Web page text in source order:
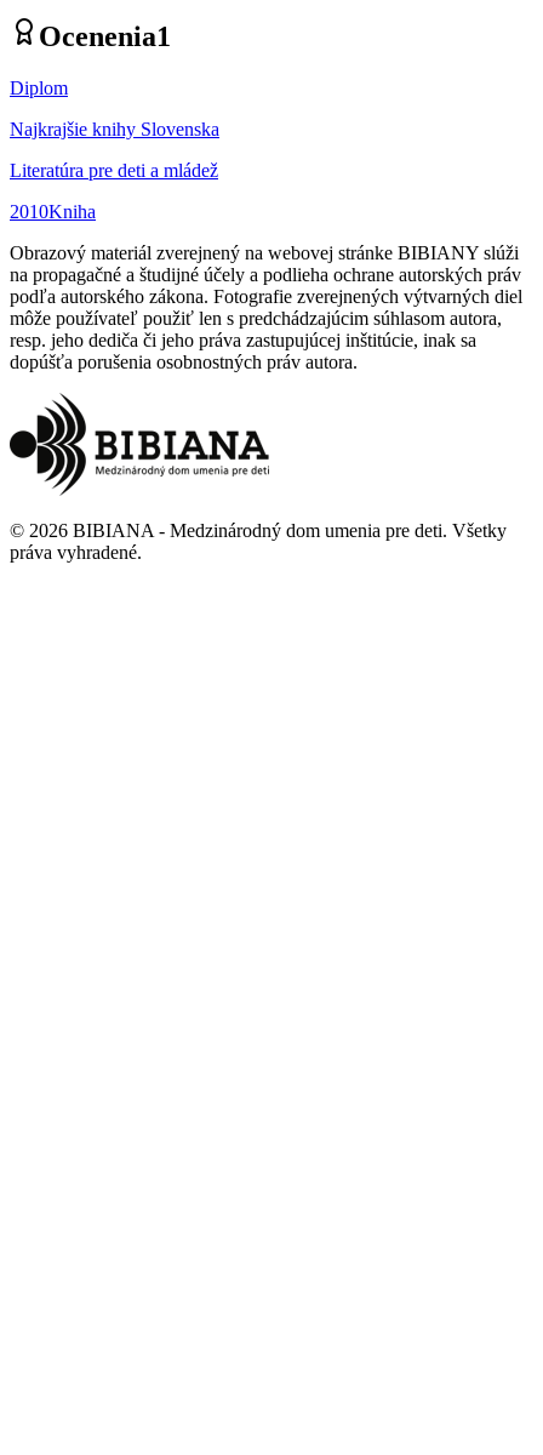
Ocenenia1
Diplom
Najkrajšie knihy Slovenska
Literatúra pre deti a mládež
2010Kniha
Obrazový materiál zverejnený na webovej stránke BIBIANY slúži
na propagačné a študijné účely a podlieha ochrane autorských práv
podľa autorského zákona. Fotografie zverejnených výtvarných diel
môže používateľ použiť len s predchádzajúcim súhlasom autora,
resp. jeho dediča či jeho práva zastupujúcej inštitúcie, inak sa
dopúšťa porušenia osobnostných práv autora.
© 2026 BIBIANA - Medzinárodný dom umenia pre deti. Všetky
práva vyhradené.